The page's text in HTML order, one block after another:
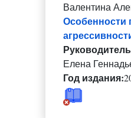
Валентина
Особенности
Елена
Год издания: